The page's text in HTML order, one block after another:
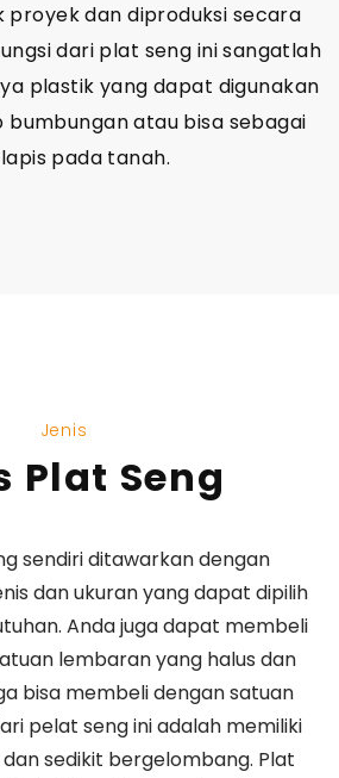
proyek dan diproduksi secara
dari plat seng ini sangatlah
plastik yang dapat digunakan
bumbungan atau bisa sebagai
pada tanah.
Jenis
Plat Seng
sendiri ditawarkan dengan
dan ukuran yang dapat dipilih
Anda juga dapat membeli
lembaran yang halus dan
bisa membeli dengan satuan
pelat seng ini adalah memiliki
sedikit bergelombang. Plat